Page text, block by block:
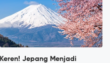
Keren! Jepang Menjadi